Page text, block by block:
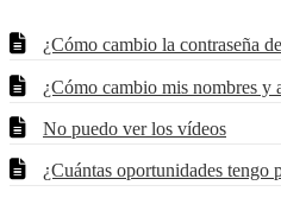
¿Cómo cambio la contraseña
¿Cómo cambio mis nombres y
No puedo ver los vídeos
¿Cuántas oportunidades tengo